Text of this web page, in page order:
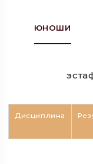
ЮНОШИ
Дисциплина